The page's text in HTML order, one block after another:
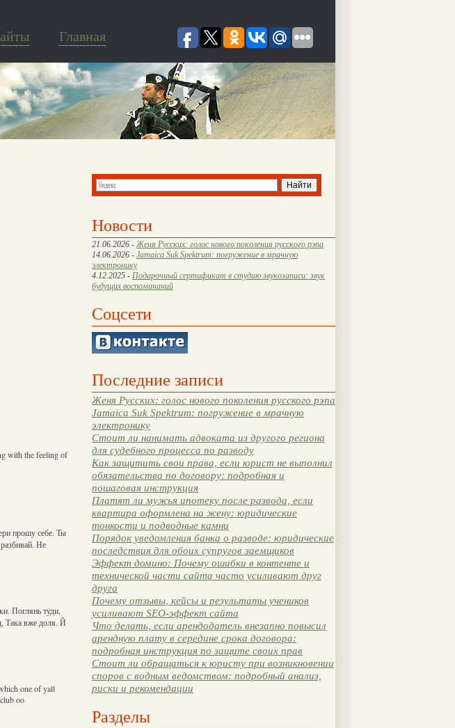
Главная
Новости
21.06.2026 - Женя Русских: голос нового поколения русского рэпа
14.06.2026 - Jamaica Suk Spektrum: погружение в мрачную
электронику
4.12.2025 - Подарочный сертификат в студию звукозаписи: звук
будущих воспоминаний
Соцсети
Последние записи
Женя Русских: голос нового поколения русского рэпа
Jamaica Suk Spektrum: погружение в мрачную
электронику
Стоит ли нанимать адвоката из другого региона
для судебного процесса по разводу
Как защитить свои права, если юрист не выполнил
обязательства по договору: подробная и
пошаговая инструкция
Платят ли мужья ипотеку после развода, если
квартира оформлена на жену: юридические
тонкости и подводные камни
Порядок уведомления банка о разводе: юридические
последствия для обоих супругов заемщиков
Эффект домино: Почему ошибки в контенте и
технической части сайта часто усиливают друг
друга
Почему отзывы, кейсы и результаты учеников
усиливают SEO-эффект сайта
Что делать, если арендодатель внезапно повысил
арендную плату в середине срока договора:
подробная инструкция по защите своих прав
Стоит ли обращаться к юристу при возникновении
споров с водным ведомством: подробный анализ,
риски и рекомендации
Разделы
with the feeling of
прошу себе. Ты
Не
Поглянь туди,
Така вже доля. Й
one of yall
oo